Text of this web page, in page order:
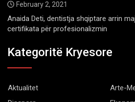
February 2, 2021
Anaida Deti, dentistja shqiptare arrin
certifikata për profesionalizmin
Kategoritë Kryesore
Aktualitet
Arte-